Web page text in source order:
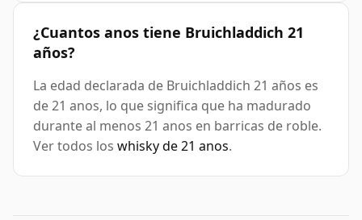
¿Cuantos anos tiene Bruichladdich 21
años?
La edad declarada de Bruichladdich 21 años es
de 21 anos, lo que significa que ha madurado
durante al menos 21 anos en barricas de roble.
Ver todos los whisky de 21 anos.